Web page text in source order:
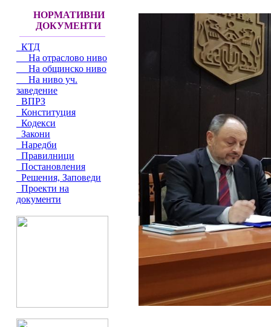
НОРМАТИВНИ
ДОКУМЕНТИ
КТД
На отраслово ниво
На общинско ниво
На ниво уч.
заведение
ВПРЗ
Конституция
Кодекси
Закони
Наредби
Правилници
Постановления
Решения, Заповеди
Проекти на
документи